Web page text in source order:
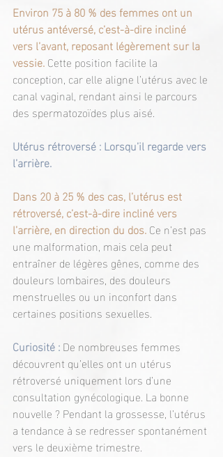
Environ 75 à 80 % des femmes ont un
utérus antéversé, c’est-à-dire incliné
vers l’avant, reposant légèrement sur la
vessie. Cette position facilite la
conception, car elle aligne l’utérus avec le
canal vaginal, rendant ainsi le parcours
des spermatozoïdes plus aisé.
Utérus rétroversé : Lorsqu’il regarde vers
l’arrière.
Dans 20 à 25 % des cas, l’utérus est
rétroversé, c’est-à-dire incliné vers
l’arrière, en direction du dos. Ce n’est pas
une malformation, mais cela peut
entraîner de légères gênes, comme des
douleurs lombaires, des douleurs
menstruelles ou un inconfort dans
certaines positions sexuelles.
Curiosité : De nombreuses femmes
découvrent qu’elles ont un utérus
rétroversé uniquement lors d’une
consultation gynécologique. La bonne
nouvelle ? Pendant la grossesse, l’utérus
a tendance à se redresser spontanément
vers le deuxième trimestre.